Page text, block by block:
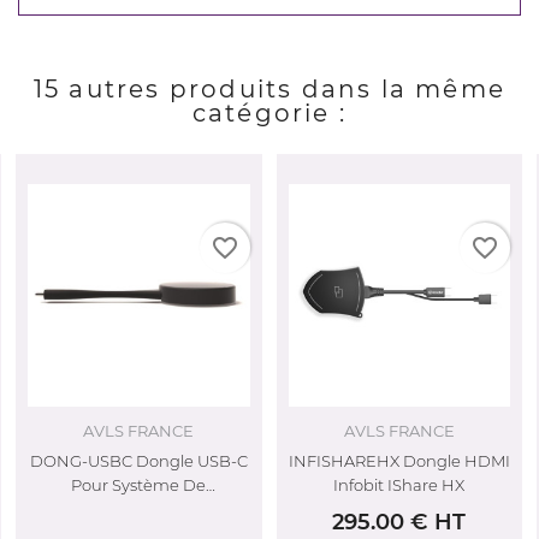
15 autres produits dans la même
catégorie :
USB-C
INFISHAREHX Dongle HDMI
Infobit IShare HX
VS25 BenQ
Présentation Et
2480.00